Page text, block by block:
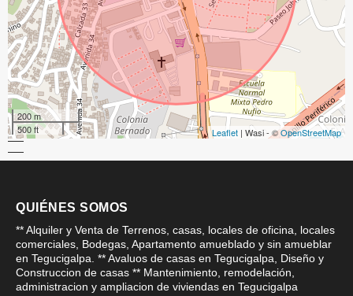
200 m
500 ft
Leaflet | Wasi - ©OpenStreetMap
QUIÉNES SOMOS
** Alquiler y Venta de Terrenos, casas, locales de oficina, locales
comerciales, Bodegas, Apartamento amueblado y sin amueblar
en Tegucigalpa. ** Avaluos de casas en Tegucigalpa, Diseño y
Construccion de casas ** Mantenimiento, remodelación,
administracion y ampliacion de viviendas en Tegucigalpa